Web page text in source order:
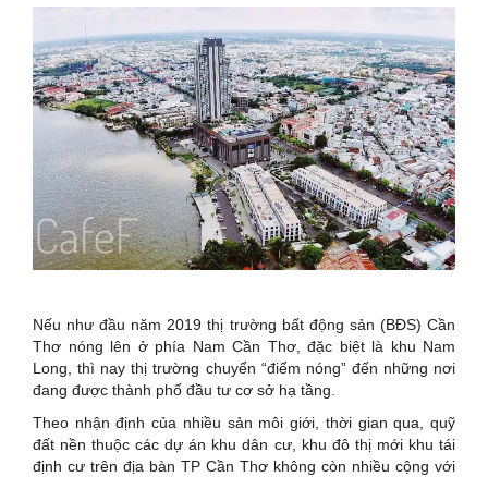
Nếu như đầu năm 2019 thị trường bất động sản (BÐS) Cần
Thơ nóng lên ở phía Nam Cần Thơ, đặc biệt là khu Nam
Long, thì nay thị trường chuyển “điểm nóng” đến những nơi
đang được thành phố đầu tư cơ sở hạ tầng.
Theo nhận định của nhiều sản môi giới, thời gian qua, quỹ
đất nền thuộc các dự án khu dân cư, khu đô thị mới khu tái
định cư trên địa bàn TP Cần Thơ không còn nhiều cộng với